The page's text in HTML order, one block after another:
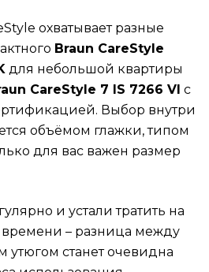
охватывает разные
Braun CareStyle
для небольшой квартиры
CareStyle 7 IS 7266 VI с
Выбор внутри
объёмом глажки, типом
для вас важен размер
и устали тратить на
– разница между
утюгом станет очевидна